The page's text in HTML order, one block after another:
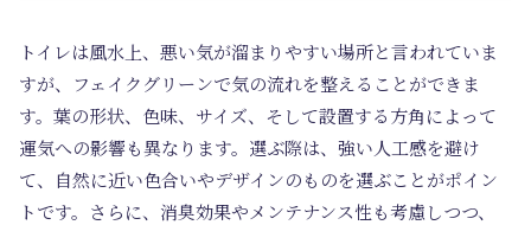
トイレは風水上、悪い気が溜まりやすい場所と言われていま
すが、フェイクグリーンで気の流れを整えることができま
す。葉の形状、色味、サイズ、そして設置する方角によって
運気への影響も異なります。選ぶ際は、強い人工感を避け
て、自然に近い色合いやデザインのものを選ぶことがポイン
トです。さらに、消臭効果やメンテナンス性も考慮しつつ、